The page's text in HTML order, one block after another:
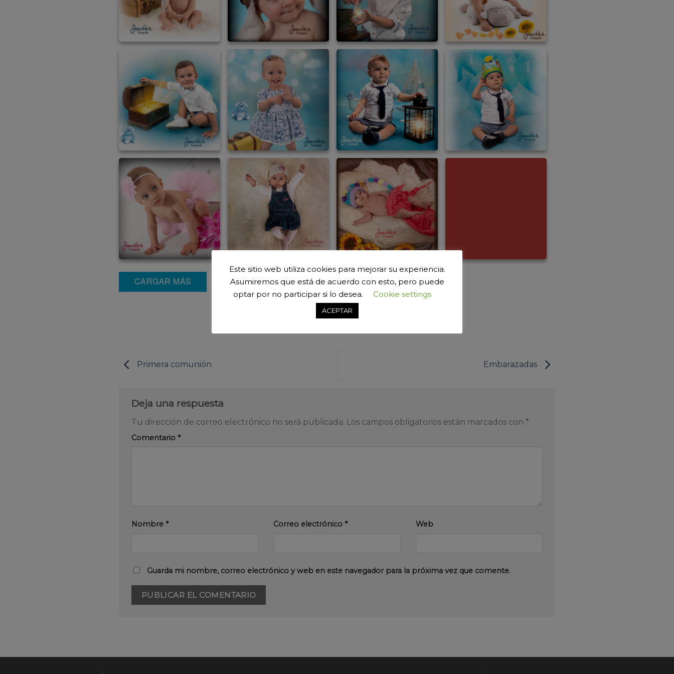
CARGAR MÁS
Primera comunión Embarazadas
Deja una respuesta
Tu dirección de correo electrónico no será publicada. Los campos obligatorios están marcados con *
Comentario *
Nombre * Correo electrónico * Web
Guarda mi nombre, correo electrónico y web en este navegador para la próxima vez que comente.
Este sitio web utiliza cookies para mejorar su experiencia.
Asumiremos que está de acuerdo con esto, pero puede
optar por no participar si lo desea.
Cookie settings
ACEPTAR